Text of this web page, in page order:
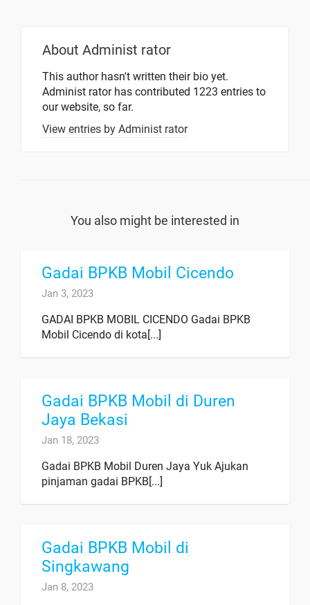
About Administ rator
This author hasn't written their bio yet.
Administ ratorhas contributed 1223 entries to
our website, so far.
View entries by Administ rator
You also might be interested in
Gadai BPKB Mobil Cicendo
Jan 3, 2023
GADAI BPKB MOBIL CICENDO Gadai BPKB
Mobil Cicendo di kota[...]
Gadai BPKB Mobil di Duren
Jaya Bekasi
Jan 18, 2023
Gadai BPKB Mobil Duren Jaya Yuk Ajukan
pinjaman gadai BPKB[...]
Gadai BPKB Mobil di
Singkawang
Jan 8, 2023